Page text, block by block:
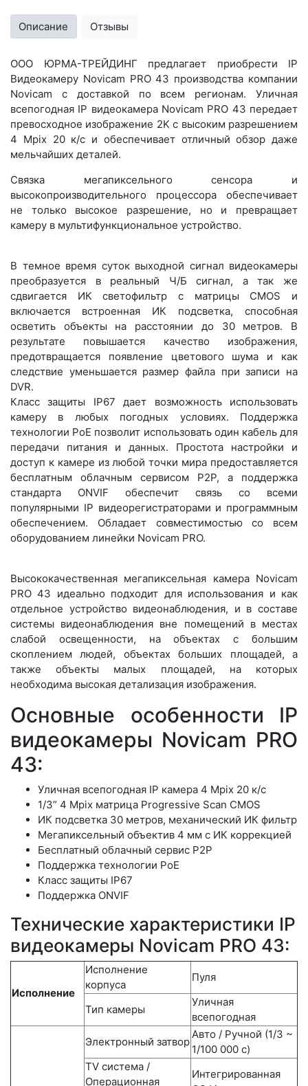
Описание Отзывы
ООО ЮРМА-ТРЕЙДИНГ предлагает приобрести IP
Видеокамеру Novicam PRO 43 производства компании
Novicam с доставкой по всем регионам. Уличная
всепогодная IP видеокамера Novicam PRO 43 передает
превосходное изображение 2K с высоким разрешением
4 Mрix 20 к/с и обеспечивает отличный обзор даже
мельчайших деталей.
Связка мегапиксельного сенсора и
высокопроизводительного процессора обеспечивает
не только высокое разрешение, но и превращает
камеру в мультифункциональное устройство.
В темное время суток выходной сигнал видеокамеры
преобразуется в реальный Ч/Б сигнал, а так же
сдвигается ИК светофильтр с матрицы CMOS и
включается встроенная ИК подсветка, способная
осветить объекты на расстоянии до 30 метров. В
результате повышается качество изображения,
предотвращается появление цветового шума и как
следствие уменьшается размер файла при записи на
DVR.
Класс защиты IP67 дает возможность использовать
камеру в любых погодных условиях. Поддержка
технологии РоЕ позволит использовать один кабель для
передачи питания и данных. Простота настройки и
доступ к камере из любой точки мира предоставляется
бесплатным облачным сервисом P2P, а поддержка
стандарта ONVIF обеспечит связь со всеми
популярными IP видеорегистраторами и программным
обеспечением. Обладает совместимостью со всем
оборудованием линейки Novicam PRO.
Высококачественная мегапиксельная камера Novicam
PRO 43 идеально подходит для использования и как
отдельное устройство видеонаблюдения, и в составе
системы видеонаблюдения вне помещений в местах
слабой освещенности, на объектах с большим
скоплением людей, объектах больших площадей, а
также объекты малых площадей, на которых
необходима высокая детализация изображения.
Основные особенности IP
видеокамеры Novicam PRO
43:
Уличная всепогодная IP камера 4 Mpix 20 к/с
1/3” 4 Mpix матрица Progressive Scan CMOS
ИК подсветка 30 метров, механический ИК фильтр
Мегапиксельный объектив 4 мм c ИК коррекцией
Бесплатный облачный сервис P2P
Поддержка технологии PoE
Класс защиты IP67
Поддержка ONVIF
Технические характеристики IP
видеокамеры Novicam PRO 43:
Исполнение
Исполнение
корпуса
Пуля
Тип камеры
Уличная
всепогодная
Электронный затвор
Авто / Ручной (1/3 ~
1/100 000 с)
TV система /
Операционная
Интегрированная